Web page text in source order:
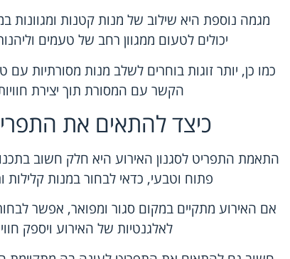
מגמה נוספת היא שילוב של מנות קטנות ומגוונות
יכולים לטעום ממגוון רחב של טעמים
כמו כן, יותר זוגות בוחרים לשלב מנות מסורתיות
הקשר עם המסורת תוך יצירת
כיצד להתאים את
התאמת התפריט לסגנון האירוע היא חלק חשוב
פתוח וטבעי, כדאי לבחור במנות קלילות
אם האירוע מתקיים במקום סגור ומפואר, אפשר
לאלגנטיות של האירוע ויספק